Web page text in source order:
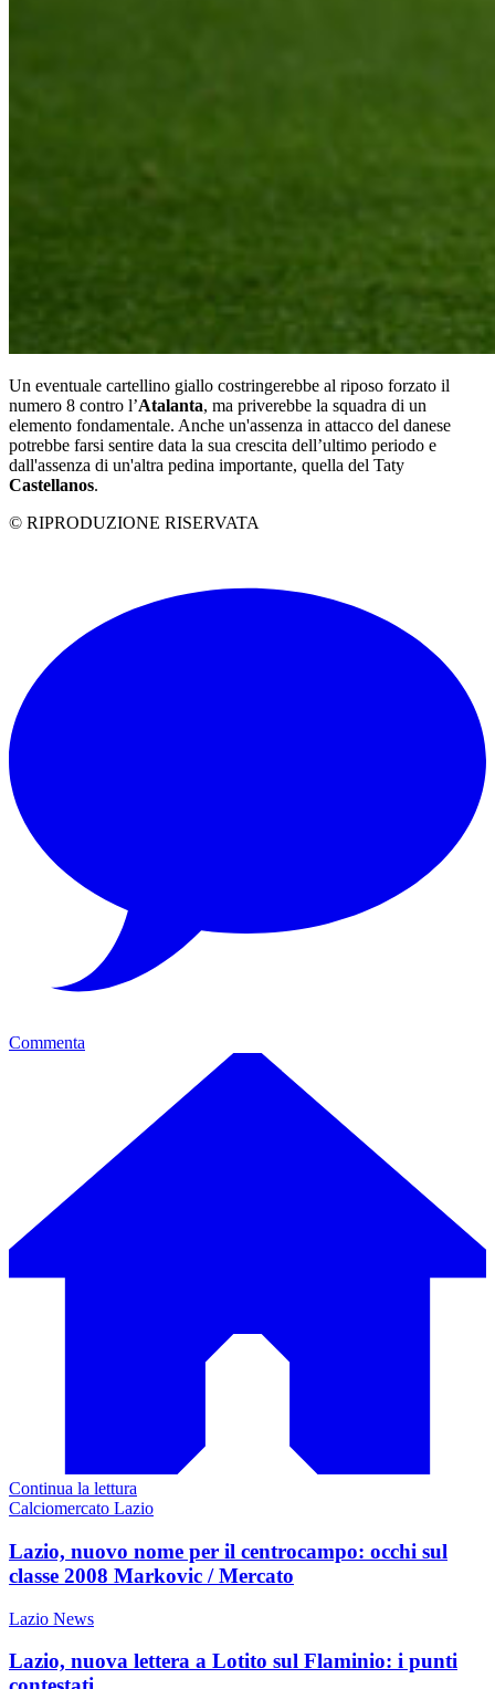
Un eventuale cartellino giallo costringerebbe al riposo forzato il
numero 8 contro l’Atalanta, ma priverebbe la squadra di un
elemento fondamentale. Anche un'assenza in attacco del danese
potrebbe farsi sentire data la sua crescita dell’ultimo periodo e
dall'assenza di un'altra pedina importante, quella del Taty
Castellanos.
© RIPRODUZIONE RISERVATA
Commenta
Continua la lettura
Calciomercato Lazio
Lazio, nuovo nome per il centrocampo: occhi sul
classe 2008 Markovic / Mercato
Lazio News
Lazio, nuova lettera a Lotito sul Flaminio: i punti